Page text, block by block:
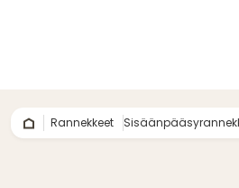
Rannekkeet